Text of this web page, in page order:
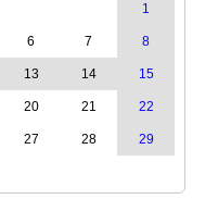
1
6 7 8
13 14 15
20 21 22
27 28 29